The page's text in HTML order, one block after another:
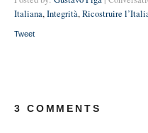
Italiana,Integrità,Ricostruire
Tweet
3 COMMENTS